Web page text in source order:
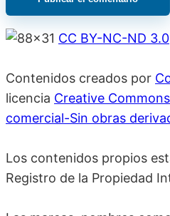
CC BY-NC-ND 3.0
Contenidos creados por
licencia Creative
comercial-Sin obras
Los contenidos propios
Registro de la Propiedad